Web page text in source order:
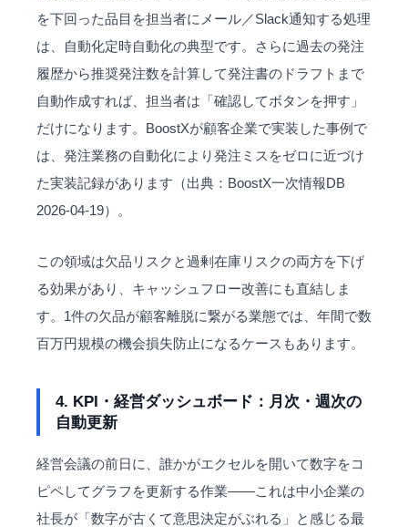
を下回った品目を担当者にメール／Slack通知する処理
は、自動化定時自動化の典型です。さらに過去の発注
履歴から推奨発注数を計算して発注書のドラフトまで
自動作成すれば、担当者は「確認してボタンを押す」
だけになります。BoostXが顧客企業で実装した事例で
は、発注業務の自動化により発注ミスをゼロに近づけ
た実装記録があります（出典：BoostX一次情報DB
2026-04-19）。
この領域は欠品リスクと過剰在庫リスクの両方を下げ
る効果があり、キャッシュフロー改善にも直結しま
す。1件の欠品が顧客離脱に繋がる業態では、年間で数
百万円規模の機会損失防止になるケースもあります。
4. KPI・経営ダッシュボード：月次・週次の
自動更新
経営会議の前日に、誰かがエクセルを開いて数字をコ
ピペしてグラフを更新する作業——これは中小企業の
社長が「数字が古くて意思決定がぶれる」と感じる最